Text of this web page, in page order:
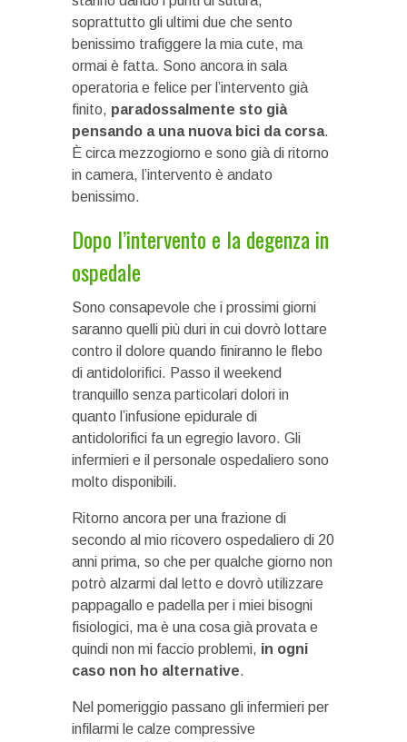
soprattutto gli ultimi due che sento
benissimo trafiggere la mia cute, ma
ormai è fatta. Sono ancora in sala
operatoria e felice per l’intervento già
finito, paradossalmente sto già
pensando a una nuova bici da corsa.
È circa mezzogiorno e sono già di ritorno
in camera, l’intervento è andato
benissimo.
Dopo l’intervento e la degenza in
ospedale
Sono consapevole che i prossimi giorni
saranno quelli più duri in cui dovrò lottare
contro il dolore quando finiranno le flebo
di antidolorifici. Passo il weekend
tranquillo senza particolari dolori in
quanto l’infusione epidurale di
antidolorifici fa un egregio lavoro. Gli
infermieri e il personale ospedaliero sono
molto disponibili.
Ritorno ancora per una frazione di
secondo al mio ricovero ospedaliero di 20
anni prima, so che per qualche giorno non
potrò alzarmi dal letto e dovrò utilizzare
pappagallo e padella per i miei bisogni
fisiologici, ma è una cosa già provata e
quindi non mi faccio problemi, in ogni
caso non ho alternative.
Nel pomeriggio passano gli infermieri per
infilarmi le calze compressive